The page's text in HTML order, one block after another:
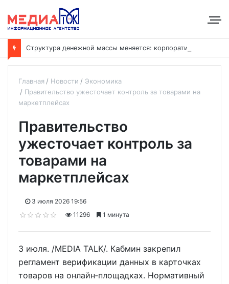
Главная Новости
Экономика
Правительство ужесточает контроль за товарами на
маркетплейсах
Правительство
ужесточает контроль за
товарами на
маркетплейсах
3 июля 2026 19:56
11296
1 минута
3 июля. /MEDIA TALK/. Кабмин закрепил
регламент верификации данных в карточках
товаров на онлайн‑площадках. Нормативный